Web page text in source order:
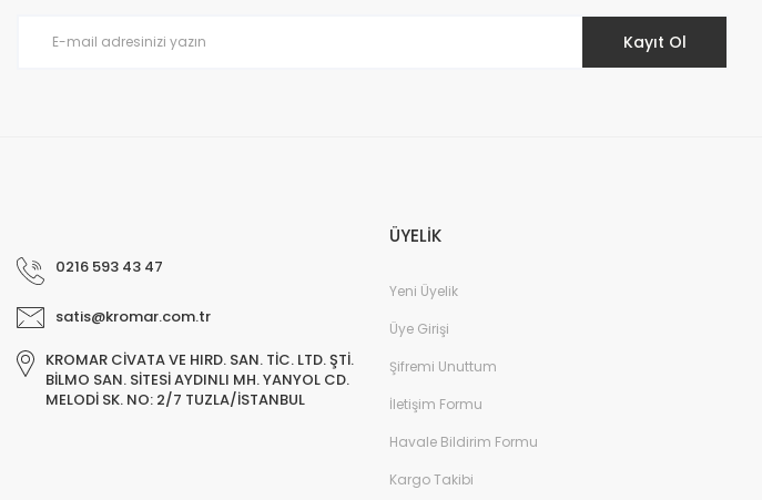
Kayıt Ol
0216 593 43 47
satis@kromar.com.tr
KROMAR CİVATA VE HIRD. SAN. TİC. LTD. ŞTİ.
BİLMO SAN. SİTESİ AYDINLI MH. YANYOL CD.
MELODİ SK. NO: 2/7 TUZLA/İSTANBUL
ÜYELİK
Yeni Üyelik
Üye Girişi
Şifremi Unuttum
İletişim Formu
Havale Bildirim Formu
Kargo Takibi